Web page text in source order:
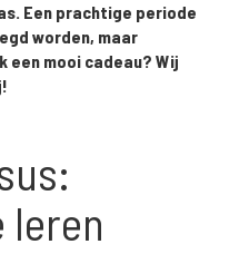
Een prachtige periode
worden, maar
een mooi cadeau? Wij
leren